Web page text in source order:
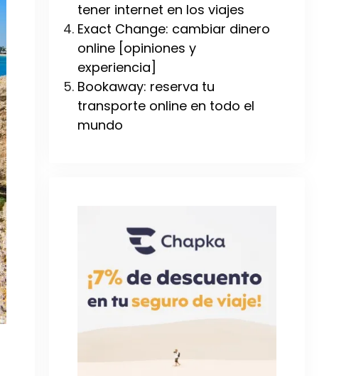
tener internet en los viajes
Exact Change: cambiar dinero
online [opiniones y
experiencia]
Bookaway: reserva tu
transporte online en todo el
mundo